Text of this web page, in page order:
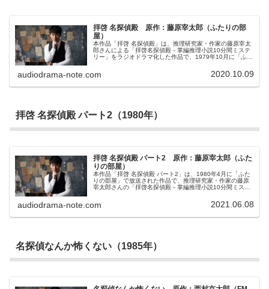
拝啓 名探偵殿 原作：藤原宰太郎（ふたりの部
屋）
本作品「拝啓 名探偵殿」は、推理研究家・作家の藤原宰太
郎さんによる「拝啓名探偵殿－掌編推理小説10分間ミステ
リー」をラジオドラマ化した作品で、1979年10月に「ふた
放送当時、1日10分の帯番組でしたので、まさに番組にぴ
ったりの原作であったと思います。それもあってか翌1980
audiodrama-note.com 2020.10.09
拝啓 名探偵殿 パート2（1980年）
拝啓 名探偵殿 パート2 原作：藤原宰太郎（ふた
りの部屋）
本作品「拝啓 名探偵殿 パート2」は、1980年4月に「ふた
りの部屋」で放送された作品で、推理研究家・作家の藤原
宰太郎さんの「拝啓名探偵殿－掌編推理小説10分間ミステ
弾が放送されており、本作品はその第2弾にあたります。
audiodrama-note.com 2021.06.08
名探偵なんか怖くない（1985年）